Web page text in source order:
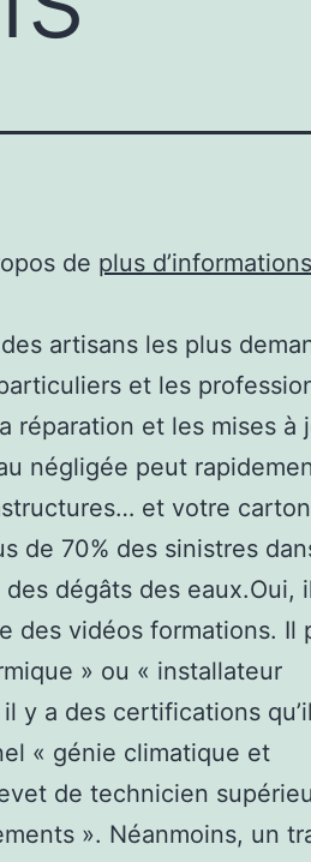
de plus d’informations
artisans les plus
et les
réparation et les mises à
négligée peut
et votre
de 70% des sinistres
dégâts des eaux.Oui,
des vidéos formations. Il
» ou « installateur
y a des certifications
« génie climatique et
de technicien
». Néanmoins, un